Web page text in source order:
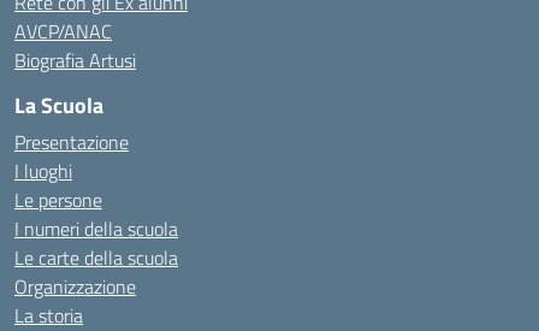
AVCP/ANAC
Biografia Artusi
La Scuola
Presentazione
I luoghi
Le persone
I numeri della scuola
Le carte della scuola
Organizzazione
La storia